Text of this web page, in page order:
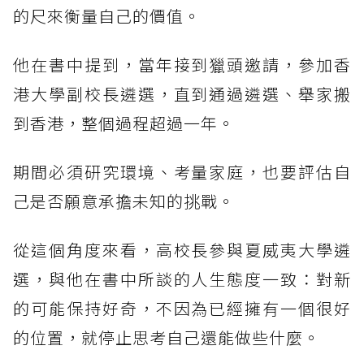
的尺來衡量自己的價值。
他在書中提到，當年接到獵頭邀請，參加香
港大學副校長遴選，直到通過遴選、舉家搬
到香港，整個過程超過一年。
期間必須研究環境、考量家庭，也要評估自
己是否願意承擔未知的挑戰。
從這個角度來看，高校長參與夏威夷大學遴
選，與他在書中所談的人生態度一致：對新
的可能保持好奇，不因為已經擁有一個很好
的位置，就停止思考自己還能做些什麼。